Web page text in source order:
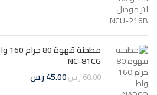
NC-81CG
60.00ر.س45.00ر.س